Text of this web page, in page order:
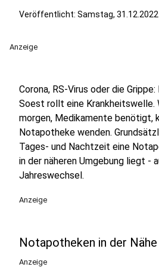
Veröffentlicht: Samstag,
Anzeige
Corona, RS-Virus oder die
Soest rollt eine Krankheitswelle.
morgen, Medikamente benötigt,
Notapotheke wenden.
Tages- und Nachtzeit eine
in der näheren Umgebung liegt -
Jahreswechsel.
Anzeige
Notapotheken in der
Anzeige